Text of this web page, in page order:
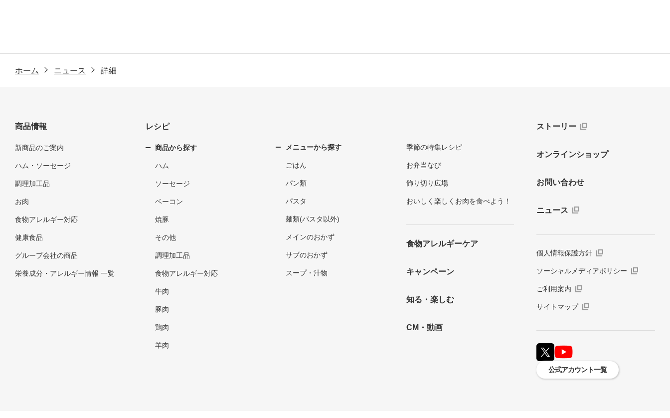
ホーム ニュース 詳細
商品情報
新商品のご案内
ハム・ソーセージ
調理加工品
お肉
食物アレルギー対応
健康食品
グループ会社の商品
栄養成分・アレルギー情報 一覧
レシピ
商品から探す
ハム
ソーセージ
ベーコン
焼豚
その他
調理加工品
食物アレルギー対応
牛肉
豚肉
鶏肉
羊肉
メニューから探す
ごはん
パン類
パスタ
麺類(パスタ以外)
メインのおかず
サブのおかず
スープ・汁物
季節の特集レシピ
お弁当なび
飾り切り広場
おいしく楽しくお肉を食べよう！
食物アレルギーケア
キャンペーン
知る・楽しむ
CM・動画
ストーリー
オンラインショップ
お問い合わせ
ニュース
個人情報保護方針
ソーシャルメディアポリシー
ご利用案内
サイトマップ
公式アカウント一覧